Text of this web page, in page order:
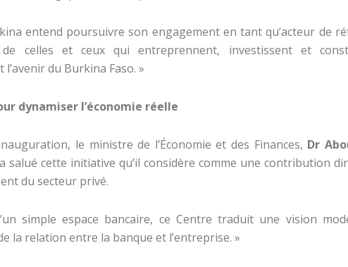
entend poursuivre son engagement en tant qu’acteur de
celles et ceux qui entreprennent, investissent et
du Burkina Faso. »
dynamiser l’économie réelle
le ministre de l’Économie et des Finances, Dr
salué cette initiative qu’il considère comme une contribution
du secteur privé.
simple espace bancaire, ce Centre traduit une vision
la relation entre la banque et l’entreprise. »